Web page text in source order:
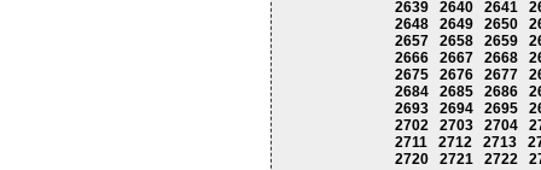
2639
2640 2641
2648
2649 2650
2657
2658 2659
2666
2667 2668
2675
2676 2677
2684
2685 2686
2693
2694 2695
2702
2703 2704
2711
2712 2713
2720
2721 2722